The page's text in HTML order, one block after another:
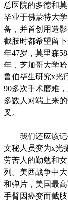
总医院的多德和
毕业于佛蒙特大
备，并首创用造
截肢时都希望留
年47岁，莫里森
年，芝加哥大学
鲁伯毕生研究x光
90多次手术磨难
多数人对端上来
叉。
我们还应该记
文秘人员变为x光
劳苦人的勤勉和
列。美西战争中
和弹片，美国最
手臂因癌变而截肢